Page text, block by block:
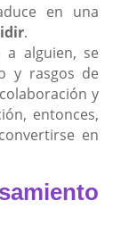
en una
.
alguien, se
y rasgos de
y
entonces,
en